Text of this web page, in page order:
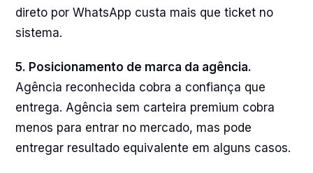
direto por WhatsApp custa mais que ticket no
sistema.
5. Posicionamento de marca da agência.
Agência reconhecida cobra a confiança que
entrega. Agência sem carteira premium cobra
menos para entrar no mercado, mas pode
entregar resultado equivalente em alguns casos.